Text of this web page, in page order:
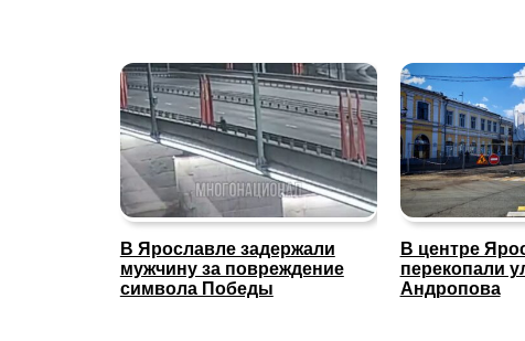
В Ярославле задержали
мужчину за повреждение
символа Победы
В центре
перекопали
Андропова